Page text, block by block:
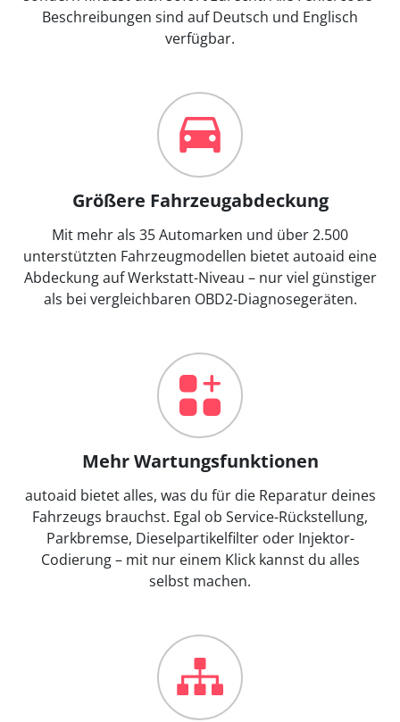
Beschreibungen sind auf Deutsch und Englisch
verfügbar.
Größere Fahrzeugabdeckung
Mit mehr als 35 Automarken und über 2.500
unterstützten Fahrzeugmodellen bietet autoaid eine
Abdeckung auf Werkstatt-Niveau – nur viel günstiger
als bei vergleichbaren OBD2-Diagnosegeräten.
Mehr Wartungsfunktionen
autoaid bietet alles, was du für die Reparatur deines
Fahrzeugs brauchst. Egal ob Service-Rückstellung,
Parkbremse, Dieselpartikelfilter oder Injektor-
Codierung – mit nur einem Klick kannst du alles
selbst machen.